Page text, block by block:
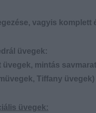
vagyis komplett
üvegek:
mintás
Tiffany üvegek)
üvegek: